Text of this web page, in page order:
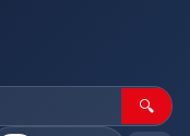
🔍